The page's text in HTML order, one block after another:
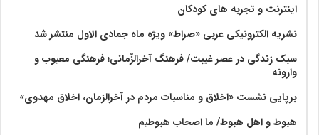
اینترنت و تجربه های کودکان
نشریه الکترونیکی عربی «صراط» ویژه ماه جمادی الاول منتشر شد
سبک زندگی در عصر غیبت/ فرهنگ آخرالزّمانی؛ فرهنگی معیوب و
وارونه
برپایی نشست «اخلاق و مناسبات مردم در آخرالزمان، اخلاق مهدوی»
هبوط و اهل هبوط/ ما اصحاب هبوطیم